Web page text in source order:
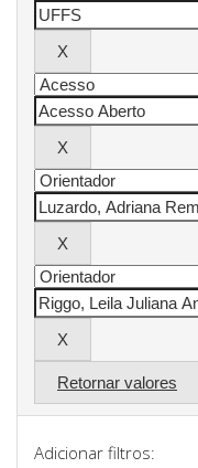
Retornar valores
Adicionar filtros: